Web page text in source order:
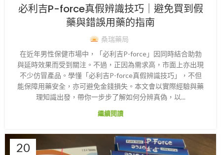
必利吉P-force真假辨識技巧｜避免買到假
藥與錯誤用藥的指南
桑瑞藥局
在近年男性保健市場中，「必利吉P-force」因同時結合助勃
與延時效果而受到關注。不過，正因為需求高，市面上亦出現
不少仿冒產品。學懂「必利吉P-force真假辨識技巧」，不但
能保障用藥安全，亦可避免金錢損失。本文會以實際經驗與藥
理知識出發，帶你一步步了解如何分辨真偽，以...
繼續閱讀
20